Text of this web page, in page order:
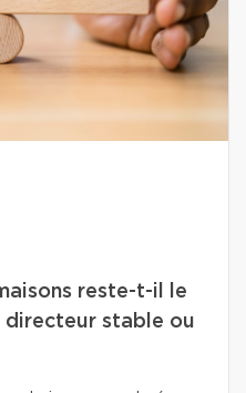
reste-t-il le
directeur stable ou